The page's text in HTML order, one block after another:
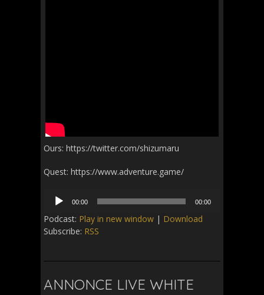
Ours: https://twitter.com/shizumaru
Quest: https://www.adventure.game/
Audio
Player
00:00 00:00
Podcast: Play in new window | Download
Subscribe: RSS
ANNONCE LIVE WHITE